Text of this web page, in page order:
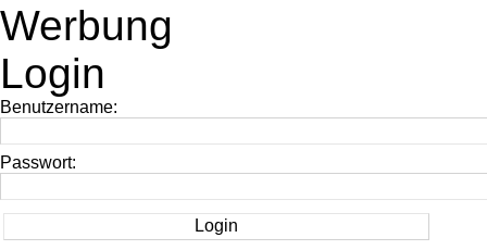
Werbung
Login
Benutzername:
Passwort: